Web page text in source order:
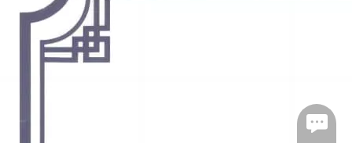
https://